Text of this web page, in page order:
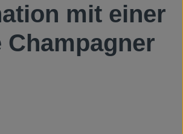
mit einer
Champagner